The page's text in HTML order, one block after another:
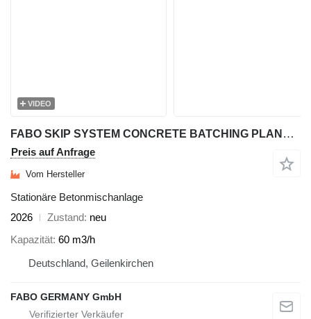
VIDEO
FABO SKIP SYSTEM CONCRETE BATCHING PLANT | 60m3/h Capacity
Preis auf Anfrage
Vom Hersteller
Stationäre Betonmischanlage
2026
Zustand neu
Kapazität 60 m3/h
Deutschland, Geilenkirchen
FABO GERMANY GmbH